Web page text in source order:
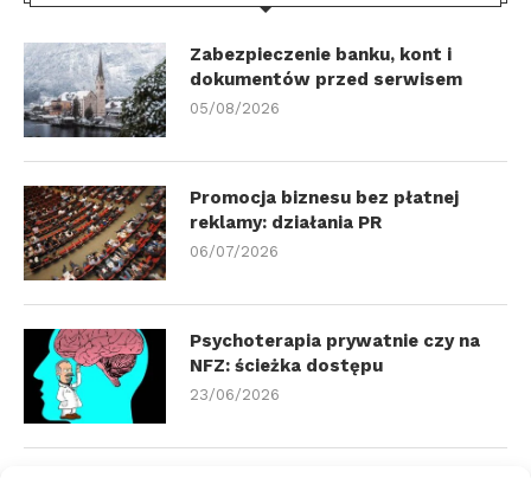
Zabezpieczenie banku, kont i
dokumentów przed serwisem
05/08/2026
Promocja biznesu bez płatnej
reklamy: działania PR
06/07/2026
Psychoterapia prywatnie czy na
NFZ: ścieżka dostępu
23/06/2026